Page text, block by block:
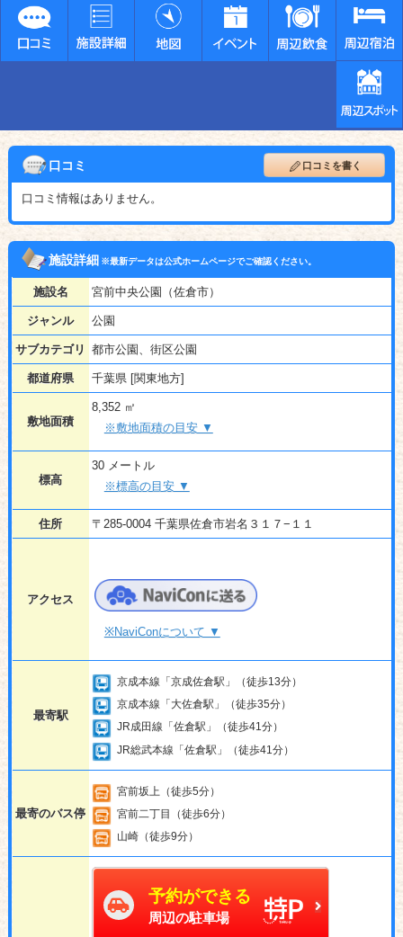
口コミ 口コミを書く
口コミ情報はありません。
施設詳細※最新データは公式ホームページでご確認ください。
施設名 宮前中央公園（佐倉市）
ジャンル 公園
サブカテゴリ 都市公園、街区公園
都道府県 千葉県 [関東地方]
敷地面積
8,352 ㎡
※敷地面積の目安 ▼
標高
30 メートル
※標高の目安 ▼
住所 〒285-0004 千葉県佐倉市岩名３１７−１１
アクセス
※NaviConについて ▼
最寄駅
京成本線「京成佐倉駅」（徒歩13分）
京成本線「大佐倉駅」（徒歩35分）
JR成田線「佐倉駅」（徒歩41分）
JR総武本線「佐倉駅」（徒歩41分）
最寄のバス停
宮前坂上（徒歩5分）
宮前二丁目（徒歩6分）
山崎（徒歩9分）
予約ができる
周辺の駐車場